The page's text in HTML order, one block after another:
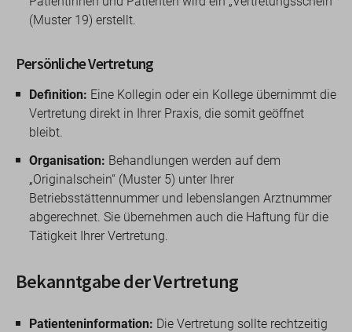
(Muster 19) erstellt.
Persönliche Vertretung
Definition: Eine Kollegin oder ein Kollege übernimmt die
Vertretung direkt in Ihrer Praxis, die somit geöffnet
bleibt.
Organisation: Behandlungen werden auf dem
„Originalschein“ (Muster 5) unter Ihrer
Betriebsstättennummer und lebenslangen Arztnummer
abgerechnet. Sie übernehmen auch die Haftung für die
Tätigkeit Ihrer Vertretung.
Bekanntgabe der Vertretung
Patienteninformation: Die Vertretung sollte rechtzeitig